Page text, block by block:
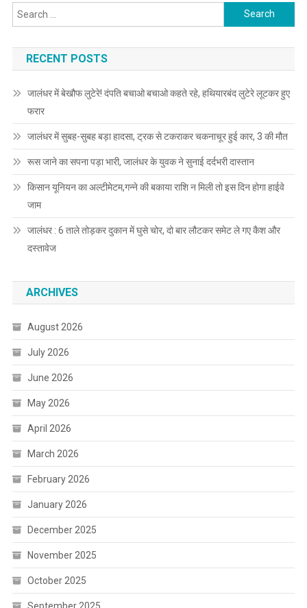
Search for:
RECENT POSTS
जालंधर में बेखौफ लुटेरे! दंपति बचाओ बचाओ कहते रहे, हथियारबंद लुटेरे लूटकर हुए
फरार
जालंधर में सुबह-सुबह बड़ा हादसा, ट्रक से टकराकर चकनाचूर हुई कार, 3 की मौत
रूस जाने का सपना पड़ा भारी, जालंधर के युवक ने सुनाई दर्दभरी दास्तान
किसान यूनियन का अल्टीमेटम,गन्ने की बकाया राशि न मिली तो इस दिन होगा हाईवे
जाम
जालंधर : 6 ताले तोड़कर दुकान में घुसे चोर, दो बार लौटकर समेट ले गए कैश और
दस्तावेज
ARCHIVES
August 2026
July 2026
June 2026
May 2026
April 2026
March 2026
February 2026
January 2026
December 2025
November 2025
October 2025
September 2025